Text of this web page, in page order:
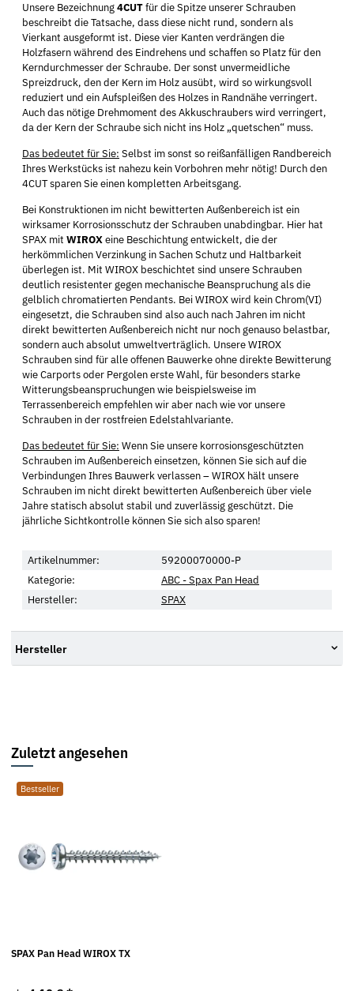
Unsere Bezeichnung4CUTfür die Spitze unserer Schrauben
beschreibt die Tatsache, dass diese nicht rund, sondern als
Vierkant ausgeformt ist. Diese vier Kanten verdrängen die
Holzfasern während des Eindrehens und schaffen so Platz für den
Kerndurchmesser der Schraube. Der sonst unvermeidliche
Spreizdruck, den der Kern im Holz ausübt, wird so wirkungsvoll
reduziert und ein Aufspleißen des Holzes in Randnähe verringert.
Auch das nötige Drehmoment des Akkuschraubers wird verringert,
da der Kern der Schraube sich nicht ins Holz „quetschen“ muss.
Das bedeutet für Sie: Selbst im sonst so reißanfälligen Randbereich
Ihres Werkstücks ist nahezu kein Vorbohren mehr nötig! Durch den
4CUT sparen Sie einen kompletten Arbeitsgang.
Bei Konstruktionen im nicht bewitterten Außenbereich ist ein
wirksamer Korrosionsschutz der Schrauben unabdingbar. Hier hat
SPAX mit WIROXeine Beschichtung entwickelt, die der
herkömmlichen Verzinkung in Sachen Schutz und Haltbarkeit
überlegen ist. Mit WIROX beschichtet sind unsere Schrauben
deutlich resistenter gegen mechanische Beanspruchung als die
gelblich chromatierten Pendants. Bei WIROX wird kein Chrom(VI)
eingesetzt, die Schrauben sind also auch nach Jahren im nicht
direkt bewitterten Außenbereich nicht nur noch genauso belastbar,
sondern auch absolut umweltverträglich. Unsere WIROX
Schrauben sind für alle offenen Bauwerke ohne direkte Bewitterung
wie Carports oder Pergolen erste Wahl, für besonders starke
Witterungsbeanspruchungen wie beispielsweise im
Terrassenbereich empfehlen wir aber nach wie vor unsere
Schrauben in der rostfreien Edelstahlvariante.
Das bedeutet für Sie: Wenn Sie unsere korrosionsgeschützten
Schrauben im Außenbereich einsetzen, können Sie sich auf die
Verbindungen Ihres Bauwerk verlassen – WIROX hält unsere
Schrauben im nicht direkt bewitterten Außenbereich über viele
Jahre statisch absolut stabil und zuverlässig geschützt. Die
jährliche Sichtkontrolle können Sie sich also sparen!
Artikelnummer:
59200070000-P
Kategorie:
ABC - Spax Pan Head
Hersteller:
SPAX
Hersteller
Zuletzt angesehen
Bestseller
SPAX Pan Head WIROX TX